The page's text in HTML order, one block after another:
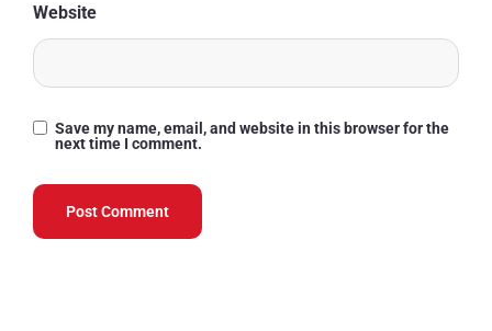
Website
Save my name, email, and website in this browser for the
next time I comment.